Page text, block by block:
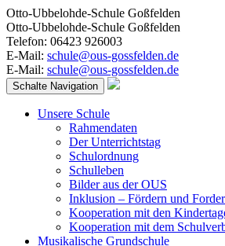
Otto-Ubbelohde-Schule Goßfelden
Otto-Ubbelohde-Schule Goßfelden
Telefon: 06423 926003
E-Mail: schule@ous-gossfelden.de
E-Mail: schule@ous-gossfelden.de
Schalte Navigation
Unsere Schule
Rahmendaten
Der Unterrichtstag
Schulordnung
Schulleben
Bilder aus der OUS
Inklusion – Fördern und
Kooperation mit den
Kooperation mit dem
Musikalische Grundschule